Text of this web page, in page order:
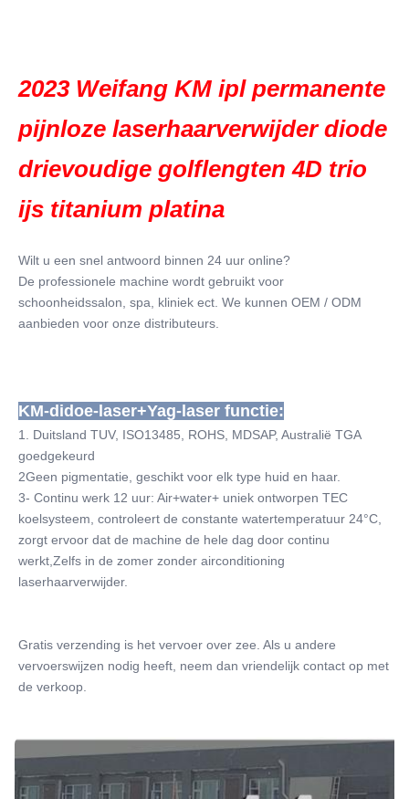
Stationair
Type:
Laser
Feature:
Acnebehandeling, antihaarverwijdering, antizwelling,
bloedvatenverwijdering, borstvergroters, donker
Application:
Videotechnische ondersteuning, Installatie,
inbedrijfstelli
ipl permanente pijnloze laserhaarverwijder diode
Optie 808nm-810nm/808+755+1064nm
Laser Bars:
10-16 laserbalken optie
Languages Option:
Engels, Spaans, Portugees, Turks...
OEM/ODM Service:
Ja, professioneel.
Power Supplier:
kan het logo van de klant worden toegevoegd
Name:
Multifunctionele Schoonheidsmachine
2023 Weifang KM ipl permanente
pijnloze laserhaarverwijder diode
drievoudige golflengten 4D trio
ijs titanium platina
Wilt u een snel antwoord binnen 24 uur online?
De professionele machine wordt gebruikt voor
schoonheidssalon, spa, kliniek ect. We kunnen OEM / ODM
aanbieden voor onze distributeurs.
KM-didoe-laser+Yag-laser functie:
1. Duitsland TUV, ISO13485, ROHS, MDSAP, Australië TGA
goedgekeurd
2Geen pigmentatie, geschikt voor elk type huid en haar.
3- Continu werk 12 uur: Air+water+ uniek ontworpen TEC
koelsysteem, controleert de constante watertemperatuur 24°C,
zorgt ervoor dat de machine de hele dag door continu
werkt,Zelfs in de zomer zonder airconditioning
laserhaarverwijder.
Gratis verzending is het vervoer over zee. Als u andere
vervoerswijzen nodig heeft, neem dan vriendelijk contact op met
de verkoop.